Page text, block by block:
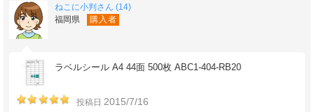
ねこに小判さん (14)
福岡県
購入者
ラベルシール A4 44面 500枚 ABC1-404-RB20
投稿日 2015/7/16